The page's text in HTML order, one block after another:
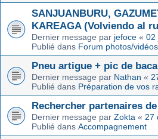
SANJUANBURU,
KAREAGA (Volviendo al
Dernier message par jefoce « 02
Publié dans Forum photos/vidéos
Pneu artigue + pic de
Dernier message par Nathan «
Publié dans Préparation de vos
Rechercher partenaires
Dernier message par Zokta « 27
Publié dans Accompagnement